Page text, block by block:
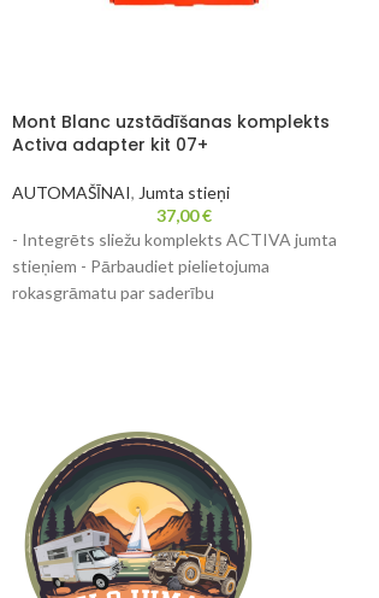
Mont Blanc uzstādīšanas komplekts
Activa adapter kit 07+
AUTOMAŠĪNAI, Jumta stieņi
37,00€
- Integrēts sliežu komplekts ACTIVA jumta
stieņiem - Pārbaudiet pielietojuma
rokasgrāmatu par saderību
Piemērots tērauda stieņiem: Nē
Kravnesība, max (kg) 75
Neto svars (kg) 0,6
Iepakojuma izmērs, mm: 215x55x215
Jumta tips: Integrētas sliedes